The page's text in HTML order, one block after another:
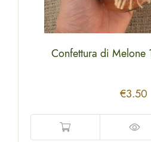
Confettura di Melone
€3.50